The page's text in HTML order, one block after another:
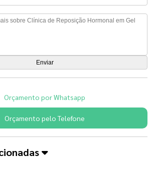
Orçamento por Whatsapp
Orçamento pelo Telefone